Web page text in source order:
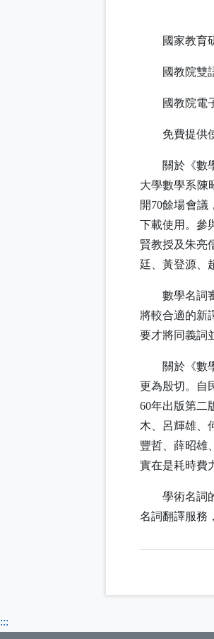
國家教育
國教院雙
國教院電
免費提供
關於《數
大學數學系陳
開70餘場會議
下載使用。參
賢教授及朱亮
廷、黃登源、
數學名詞
將較合適的新
要才將同義詞
關於《數
更為殷切。自
60年出版第二
木、呂輝雄、
豐哲、薛昭雄
實在是耗時費
學術名詞
名詞翻譯服務
:::